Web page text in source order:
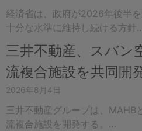
経済省は、政府が2026年後半
十分な水準に維持し続ける方針
三井不動産、スバン
流複合施設を共同開
2026年8月4日
三井不動産グループは、MAHB
流複合施設を開発する。…